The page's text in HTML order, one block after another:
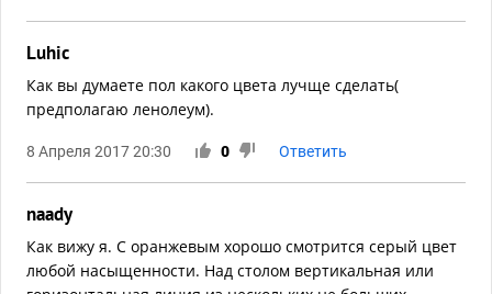
Luhic
Как вы думаете пол какого цвета лучще сделать(
предполагаю ленолеум).
8 Апреля 2017 20:30 0 Ответить
naady
Как вижу я. С оранжевым хорошо смотрится серый цвет
любой насыщенности. Над столом вертикальная или